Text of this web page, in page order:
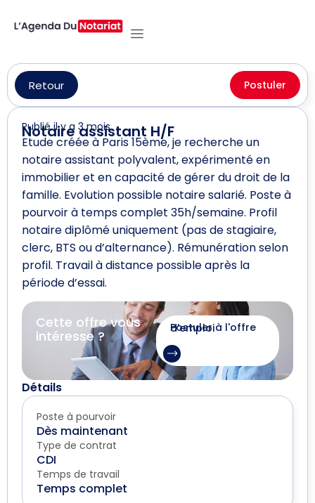
Retour Postuler
Notaire assistant H/F
Publié il y a 3 mois
Etude créée à Paris 15ème, je recherche un
notaire assistant polyvalent, expérimenté en
immobilier et en capacité de gérer du droit de la
famille. Evolution possible notaire salarié. Poste à
pourvoir à temps complet 35h/semaine. Profil
notaire diplômé uniquement (pas de stagiaire,
clerc, BTS ou d’alternance). Rémunération selon
profil. Travail à distance possible après la
période d’essai.
Cette offre vous
intéresse ?
Postuler à l'offre d'emploi
Détails
Poste à pourvoir
Dès maintenant
Type de contrat
CDI
Temps de travail
Temps complet